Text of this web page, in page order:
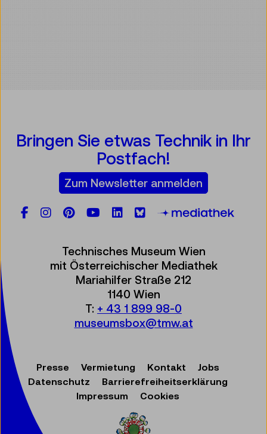
Bringen Sie etwas Technik in Ihr
Postfach!
Zum Newsletter anmelden
Facebook
Instagram
Pinterest
YouTube
LinkedIn
Bluesky
Technisches Museum Wien
mit Österreichischer Mediathek
Mariahilfer Straße 212
1140 Wien
T: + 43 1 899 98-0
museumsbox@tmw.at
Presse Vermietung Kontakt
Jobs
Datenschutz
Barrierefreiheitserklärung
Impressum
Cookies